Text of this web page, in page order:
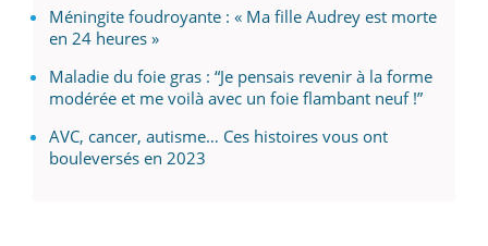
Méningite foudroyante : « Ma fille Audrey est morte
en 24 heures »
Maladie du foie gras : “Je pensais revenir à la forme
modérée et me voilà avec un foie flambant neuf !”
AVC, cancer, autisme… Ces histoires vous ont
bouleversés en 2023